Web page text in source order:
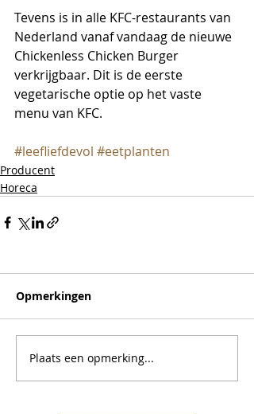
Tevens is in alle KFC-restaurants van
Nederland vanaf vandaag de nieuwe
Chickenless Chicken Burger
verkrijgbaar. Dit is de eerste
vegetarische optie op het vaste
menu van KFC.
#leefliefdevol #eetplanten
Producent
Horeca
Opmerkingen
Plaats een opmerking...